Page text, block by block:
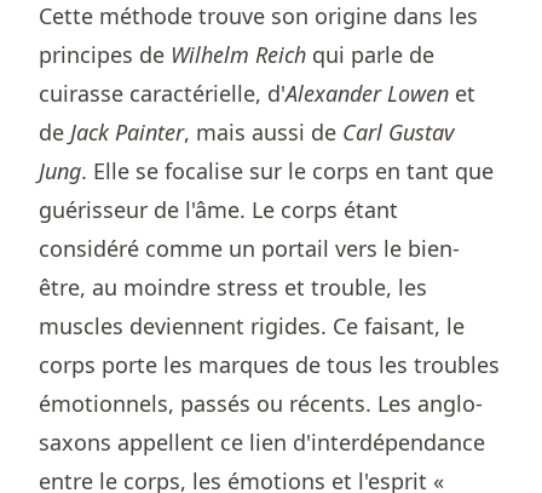
Cette méthode trouve son origine dans les
principes de Wilhelm Reich qui parle de
cuirasse caractérielle, d'Alexander Lowen et
de Jack Painter, mais aussi de Carl Gustav
Jung. Elle se focalise sur le corps en tant que
guérisseur de l'âme. Le corps étant
considéré comme un portail vers le bien-
être, au moindre stress et trouble, les
muscles deviennent rigides. Ce faisant, le
corps porte les marques de tous les troubles
émotionnels, passés ou récents. Les anglo-
saxons appellent ce lien d'interdépendance
entre le corps, les émotions et l'esprit «